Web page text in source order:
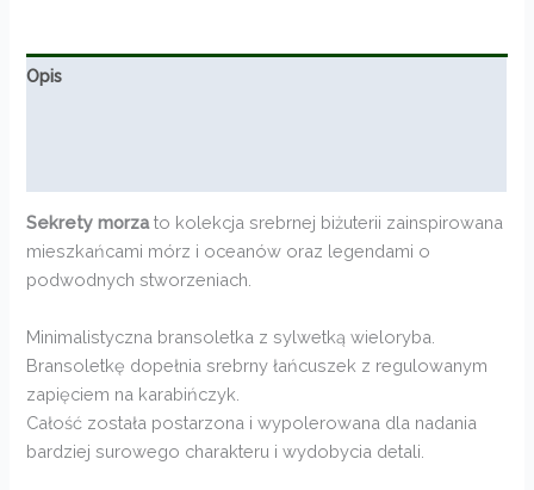
Opis
Sekrety morzato kolekcja srebrnej biżuterii zainspirowana
mieszkańcami mórz i oceanów oraz legendami o
podwodnych stworzeniach.
Minimalistyczna bransoletka z sylwetką wieloryba.
Bransoletkę dopełnia srebrny łańcuszek z regulowanym
zapięciem na karabińczyk.
Całość została postarzona i wypolerowana dla nadania
bardziej surowego charakteru i wydobycia detali.